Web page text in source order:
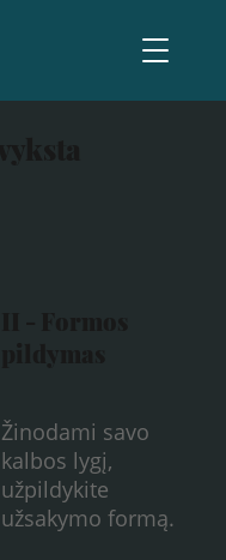
Žinodami savo
kalbos lygį,
užpildykite
užsakymo formą.